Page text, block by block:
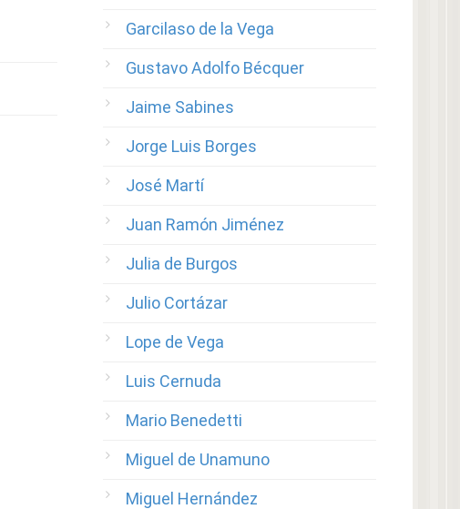
Garcilaso de la Vega
Gustavo Adolfo Bécquer
Jaime Sabines
Jorge Luis Borges
José Martí
Juan Ramón Jiménez
Julia de Burgos
Julio Cortázar
Lope de Vega
Luis Cernuda
Mario Benedetti
Miguel de Unamuno
Miguel Hernández